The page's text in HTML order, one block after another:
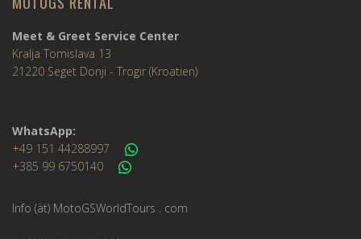
Meet & Greet Service Center
Kralja Tomislava 13
21220 Seget Donji - Trogir (Kroatien)
WhatsApp:
+49 151 44288997
+385 99 6750140
Info (ät) MotoGSWorldTours . com